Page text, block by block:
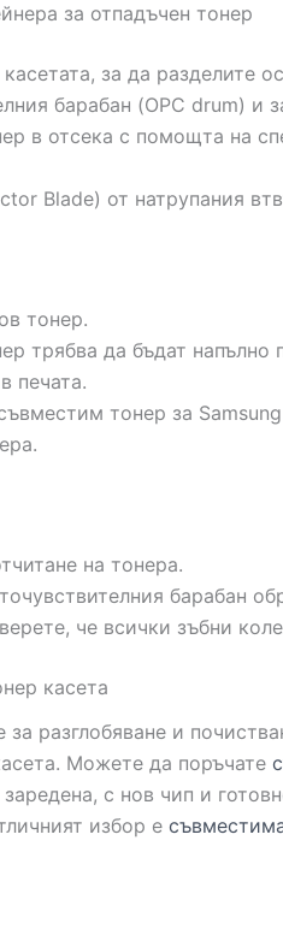
за отпадъчен тонер
за да разделите
барабан (OPC drum) и
в отсека с помощта на
Blade) от натрупания
тонер.
трябва да бъдат напълно
печата.
тонер за
на тонера.
барабан
че всички зъбни
касета
разглобяване и
Можете да поръчате
с нов чип и
избор е